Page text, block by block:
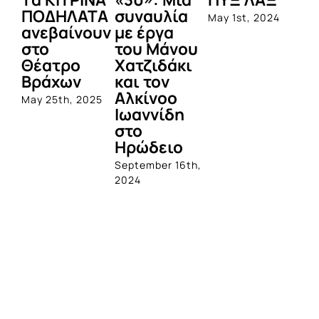
ΠΟΔΗΛΑΤΑ
ανεβαίνουν
στο
Θέατρο
Βράχων
May 25th, 2025
συναυλία
με έργα
του Μάνου
Χατζιδάκι
και τον
Αλκίνοο
Ιωαννίδη
στο
Ηρώδειο
September 16th,
2024
May 1st, 2024